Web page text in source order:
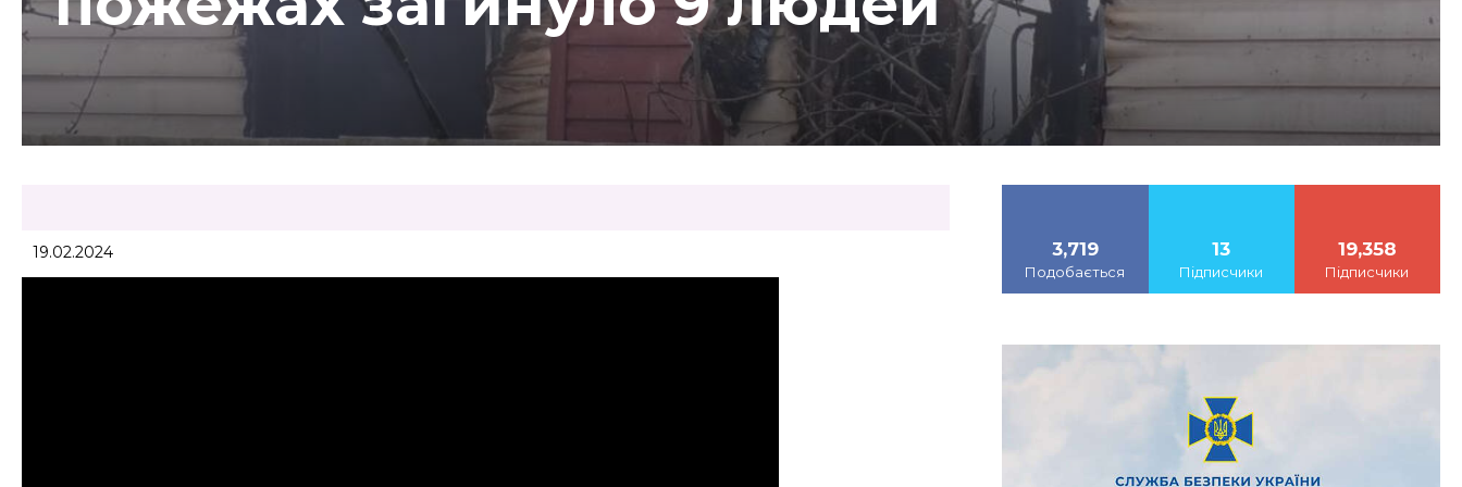
19.02.2024 3,719
Подобається
13
Підписчики
19,358
Підписчики